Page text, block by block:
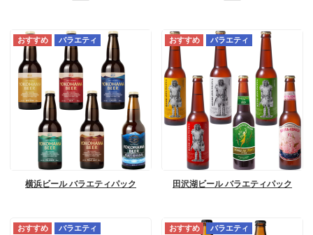
バラエティ
横浜ビール バラエティパック
バラエティ
田沢湖ビール バラエティパック
バラエティ バラエティ